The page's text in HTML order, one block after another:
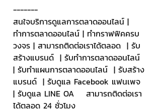
-------
สนใจบริการดูแลการตลาดออนไลน์ |
ทำการตลาดออนไลน์ | ทำกราฟฟิคครบ
วงจร | สามารถติดต่อเราได้ตลอด  | รับ
สร้างแบรนด์  | รับทำการตลาดออนไลน์
| รับทำแผนการตลาดออนไลน์  | รับสร้าง
แบรนด์  | รับดูแล Facebook แฟนเพจ
| รับดูแล LINE OA    สามารถติดต่อเรา
ได้ตลอด 24 ชั่วโมง